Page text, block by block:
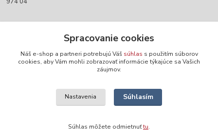
+421 903 152 158
Spracovanie cookies
Náš e-shop a partneri potrebujú Váš súhlas s použitím súborov
cookies, aby Vám mohli zobrazovať informácie týkajúce sa Vašich
záujmov.
Nastavenia Súhlasím
Súhlas môžete odmietnuťtu.